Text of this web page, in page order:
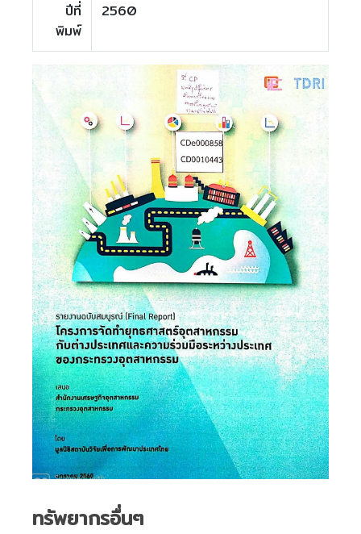
ปีที่
พิมพ์
2560
ทรัพยากรอื่นๆ